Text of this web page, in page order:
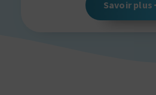
Savoir plus